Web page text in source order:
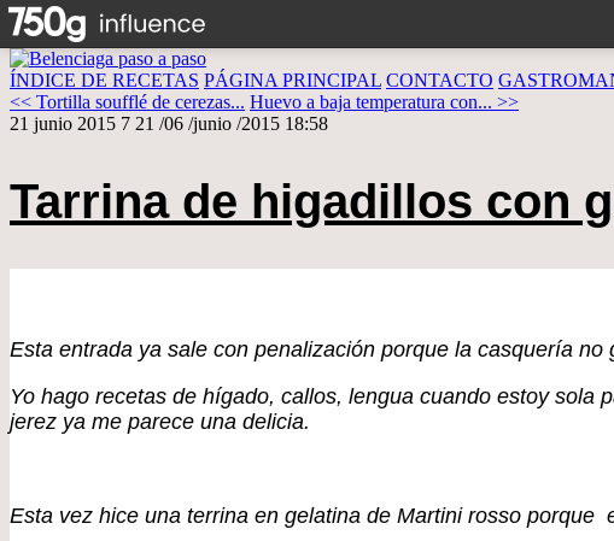
ÍNDICE DE RECETAS PÁGINA PRINCIPAL CONTACTO
<< Tortilla soufflé de cerezas... Huevo a baja temperatura con... >>
21 junio 2015 7 21 /06 /junio /2015 18:58
Tarrina de higadillos con
Esta entrada ya sale con penalización porque la casquería no
Yo hago recetas de hígado, callos, lengua cuando estoy sola
jerez ya me parece una delicia.
Esta vez hice una terrina en gelatina de Martini rosso